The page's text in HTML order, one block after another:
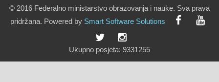
© 2016 Federalno ministarstvo obrazovanja i nauke. Sva prava
pridržana. Powered by Smart Software Solutions
Ukupno posjeta: 9331255